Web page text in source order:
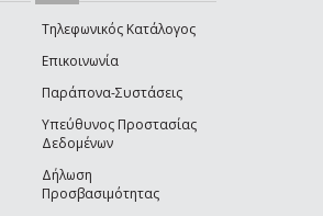
Τηλεφωνικός Κατάλογος
Επικοινωνία
Παράπονα-Συστάσεις
Υπεύθυνος Προστασίας
Δεδομένων
Δήλωση
Προσβασιμότητας